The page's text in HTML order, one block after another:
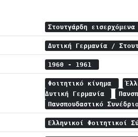
Στουτγάρδη εισερχόμενα
Δυτική Γερμανία /
1960 - 1961
Φοιτητικό κίνημα
Δυτική Γερμανία
Πανσπουδαστικό
Ελληνικοί Φοιτητικοί